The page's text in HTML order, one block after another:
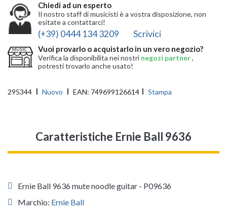
Chiedi ad un esperto
Il nostro staff di musicisti è a vostra disposizione, non
esitate a contattarci!
(+39) 0444 134 3209 Scrivici
Vuoi provarlo o acquistarlo in un vero negozio?
Verifica la disponibilita nei nostri negozi partner,
potresti trovarlo anche usato!
295344 Nuovo EAN: 749699126614 Stampa
Caratteristiche Ernie Ball 9636
Ernie Ball 9636 mute noodle guitar - P09636
Marchio: Ernie Ball